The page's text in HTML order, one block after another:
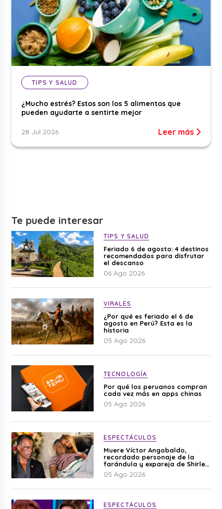
TIPS Y SALUD
¿Mucho estrés? Estos son los 5 alimentos que
pueden ayudarte a sentirte mejor
28 Jul 2026 Leer más
Te puede interesar
TIPS Y SALUD
Feriado 6 de agosto: 4 destinos
recomendados para disfrutar
el descanso
06 Ago 2026
VIRALES
¿Por qué es feriado el 6 de
agosto en Perú? Esta es la
historia
05 Ago 2026
TECNOLOGÍA
Por qué los peruanos compran
cada vez más en apps chinas
05 Ago 2026
ESPECTÁCULOS
Muere Víctor Angobaldo,
recordado personaje de la
farándula y expareja de Shirley
Cherres
05 Ago 2026
ESPECTÁCULOS